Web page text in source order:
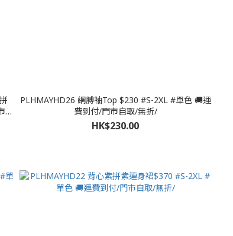
自
PLHMAYHD26 網膊袖Top $230 #S-2XL #單色 🚚運
費到付/門市自取/無折/
HK$230.00